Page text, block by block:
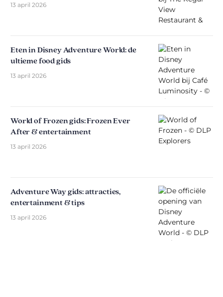
13 april 2026
Eten in Disney Adventure World: de
ultieme food gids
13 april 2026
World of Frozen gids: Frozen Ever
After & entertainment
13 april 2026
Adventure Way gids: attracties,
entertainment & tips
13 april 2026